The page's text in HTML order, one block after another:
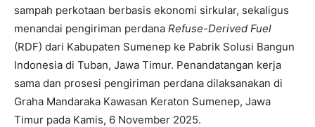
sampah perkotaan berbasis ekonomi sirkular, sekaligus
menandai pengiriman perdana Refuse-Derived Fuel
(RDF) dari Kabupaten Sumenep ke Pabrik Solusi Bangun
Indonesia di Tuban, Jawa Timur. Penandatangan kerja
sama dan prosesi pengiriman perdana dilaksanakan di
Graha Mandaraka Kawasan Keraton Sumenep, Jawa
Timur pada Kamis, 6 November 2025.